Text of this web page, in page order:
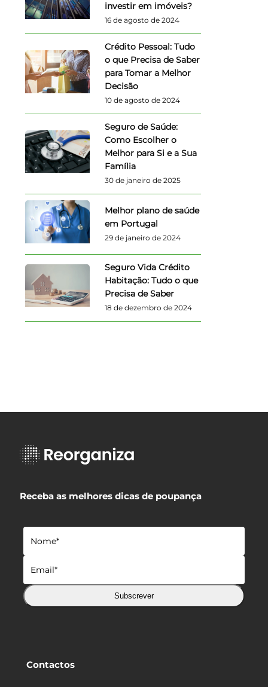
investir em imóveis?
16 de agosto de 2024
Crédito Pessoal: Tudo
o que Precisa de Saber
para Tomar a Melhor
Decisão
10 de agosto de 2024
Seguro de Saúde:
Como Escolher o
Melhor para Si e a Sua
Família
30 de janeiro de 2025
Melhor plano de saúde
em Portugal
29 de janeiro de 2024
Seguro Vida Crédito
Habitação: Tudo o que
Precisa de Saber
18 de dezembro de 2024
Receba as melhores dicas de poupança
Subscrever
Contactos